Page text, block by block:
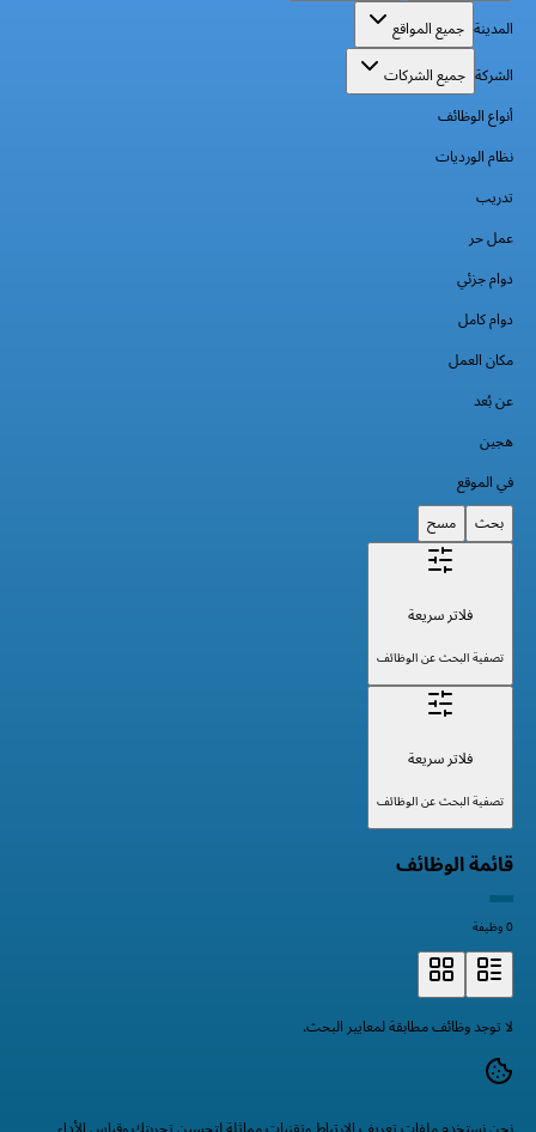
المدينة جميع المواقع
الشركة جميع الشركات
أنواع الوظائف
نظام الورديات
تدريب
عمل حر
دوام جزئي
دوام كامل
مكان العمل
عن بُعد
هجين
في الموقع
بحث
مسح
فلاتر سريعة
تصفية البحث عن الوظائف
فلاتر سريعة
تصفية البحث عن الوظائف
قائمة الوظائف
0 وظيفة
لا توجد وظائف مطابقة لمعايير البحث.